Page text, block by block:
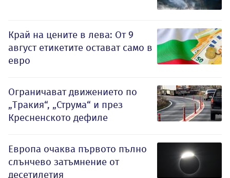
Край на цените в лева: От 9
август етикетите остават само в
евро
Ограничават движението по
„Тракия“, „Струма“ и през
Кресненското дефиле
Европа очаква първото пълно
слънчево затъмнение от
десетилетия